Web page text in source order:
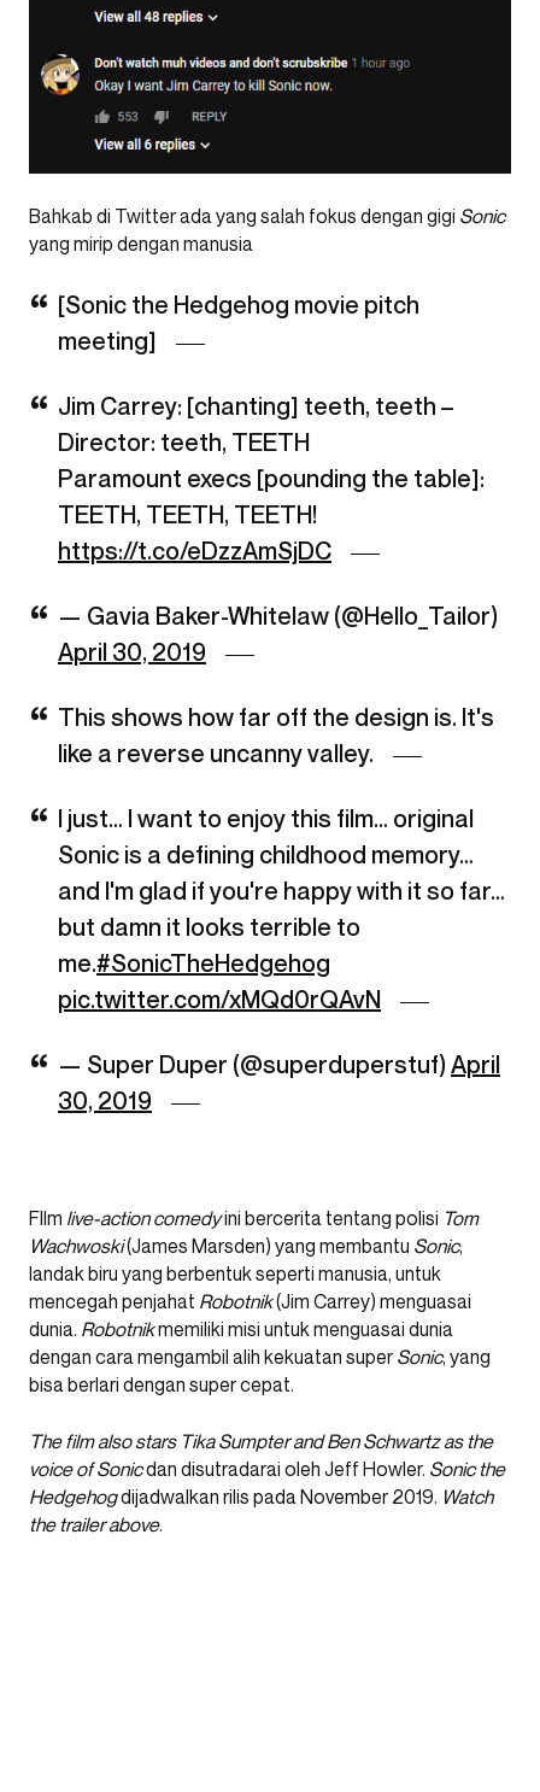
Bahkab di Twitter ada yang salah fokus dengan gigi Sonic
yang mirip dengan manusia
[Sonic the Hedgehog movie pitch
meeting]
Jim Carrey: [chanting] teeth, teeth –
Director: teeth, TEETH
Paramount execs [pounding the table]:
TEETH, TEETH, TEETH!
https://t.co/eDzzAmSjDC
— Gavia Baker-Whitelaw (@Hello_Tailor)
April 30, 2019
This shows how far off the design is. It's
like a reverse uncanny valley.
I just… I want to enjoy this film… original
Sonic is a defining childhood memory…
and I'm glad if you're happy with it so far…
but damn it looks terrible to
me.#SonicTheHedgehog
pic.twitter.com/xMQd0rQAvN
— Super Duper (@superduperstuf) April
30, 2019
FIlm live-action comedyini bercerita tentang polisi Tom
Wachwoski(James Marsden) yang membantu Sonic,
landak biru yang berbentuk seperti manusia, untuk
mencegah penjahat Robotnik(Jim Carrey) menguasai
dunia. Robotnikmemiliki misi untuk menguasai dunia
dengan cara mengambil alih kekuatan super Sonic, yang
bisa berlari dengan super cepat.
The film also stars Tika Sumpter and Ben Schwartz as the
voice of Sonicdan disutradarai oleh Jeff Howler. Sonic the
Hedgehogdijadwalkan rilis pada November 2019. Watch
the trailer above.